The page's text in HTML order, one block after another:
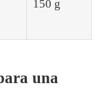
150 g
una